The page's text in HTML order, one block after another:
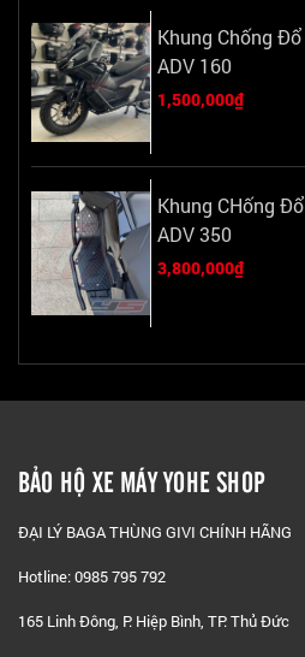
Khung Chống Đổ
ADV 160
1,500,000₫
Khung CHống
ADV 350
3,800,000₫
BẢO HỘ XE MÁY YOHE SHOP
ĐẠI LÝ BAGA THÙNG GIVI CHÍNH HÃNG
Hotline: 0985 795 792
165 Linh Đông, P. Hiệp Bình, TP. Thủ Đức